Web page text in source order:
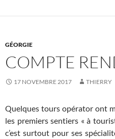
GÉORGIE
COMPTE
17 NOVEMBRE 2017 THIERRY
Quelques tours opérator ont
les premiers sentiers « à
c’est surtout pour ses